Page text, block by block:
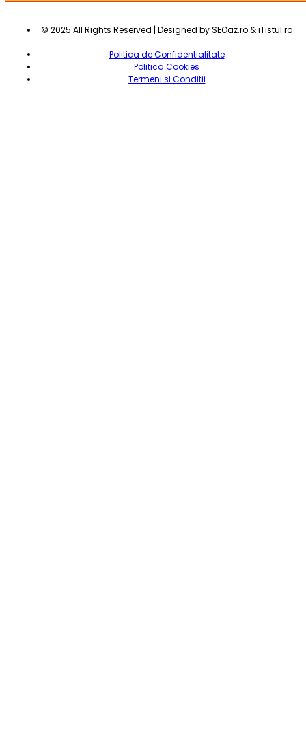
© 2025 All Rights Reserved | Designed by SEOaz.ro & iTistul.ro
Politica de Confidentialitate
Politica Cookies
Termeni si Conditii